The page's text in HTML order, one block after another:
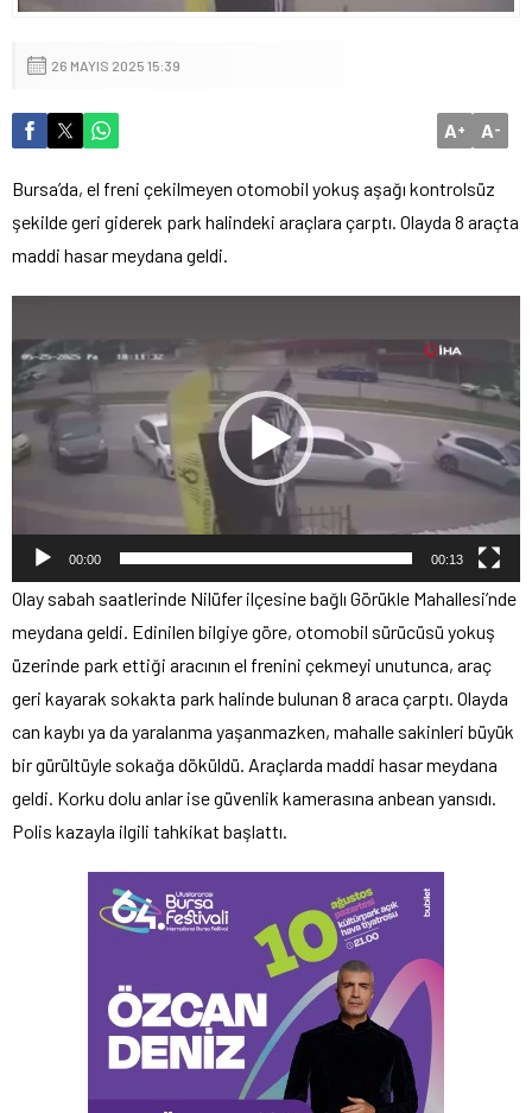
26 MAYIS 2025 15:39
A+ A-
Bursa’da, el freni çekilmeyen otomobil yokuş aşağı kontrolsüz
şekilde geri giderek park halindeki araçlara çarptı. Olayda 8 araçta
maddi hasar meydana geldi.
oynatıcı
00:00 00:13
Olay sabah saatlerinde Nilüfer ilçesine bağlı Görükle Mahallesi’nde
meydana geldi. Edinilen bilgiye göre, otomobil sürücüsü yokuş
üzerinde park ettiği aracının el frenini çekmeyi unutunca, araç
geri kayarak sokakta park halinde bulunan 8 araca çarptı. Olayda
can kaybı ya da yaralanma yaşanmazken, mahalle sakinleri büyük
bir gürültüyle sokağa döküldü. Araçlarda maddi hasar meydana
geldi. Korku dolu anlar ise güvenlik kamerasına anbean yansıdı.
Polis kazayla ilgili tahkikat başlattı.